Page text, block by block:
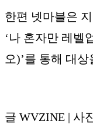
한편 넷마블은
‘나 혼자만 레벨
오)’를 통해 대
글 WVZINE | 사